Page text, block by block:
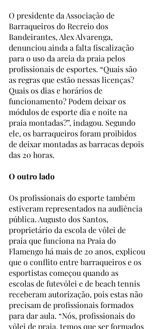
O presidente da Associação de
Barraqueiros do Recreio dos
Bandeirantes, Alex Alvarenga,
denunciou ainda a falta fiscalização
para o uso da areia da praia pelos
profissionais de esportes. “Quais são
as regras que estão nessas licenças?
Quais os dias e horários de
funcionamento? Podem deixar os
módulos de esporte dia e noite na
praia montadas?”, indagou. Segundo
ele, os barraqueiros foram proibidos
de deixar montadas as barracas depois
das 20 horas.
O outro lado
Os profissionais do esporte também
estiveram representados na audiência
pública. Augusto dos Santos,
proprietário da escola de vôlei de
praia que funciona na Praia do
Flamengo há mais de 20 anos, explicou
que o conflito entre barraqueiros e os
esportistas começou quando as
escolas de futevôlei e de beach tennis
receberam autorização, pois estas não
precisam de profissionais formados
para dar aula. “Nós, profissionais do
vôlei de praia, temos que ser formados